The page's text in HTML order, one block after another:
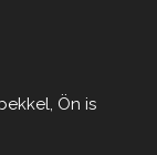
Ön is